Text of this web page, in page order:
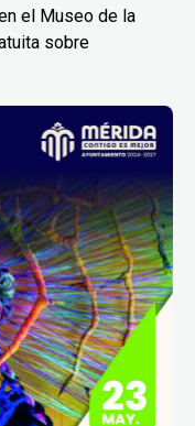
el Museo de la
sobre